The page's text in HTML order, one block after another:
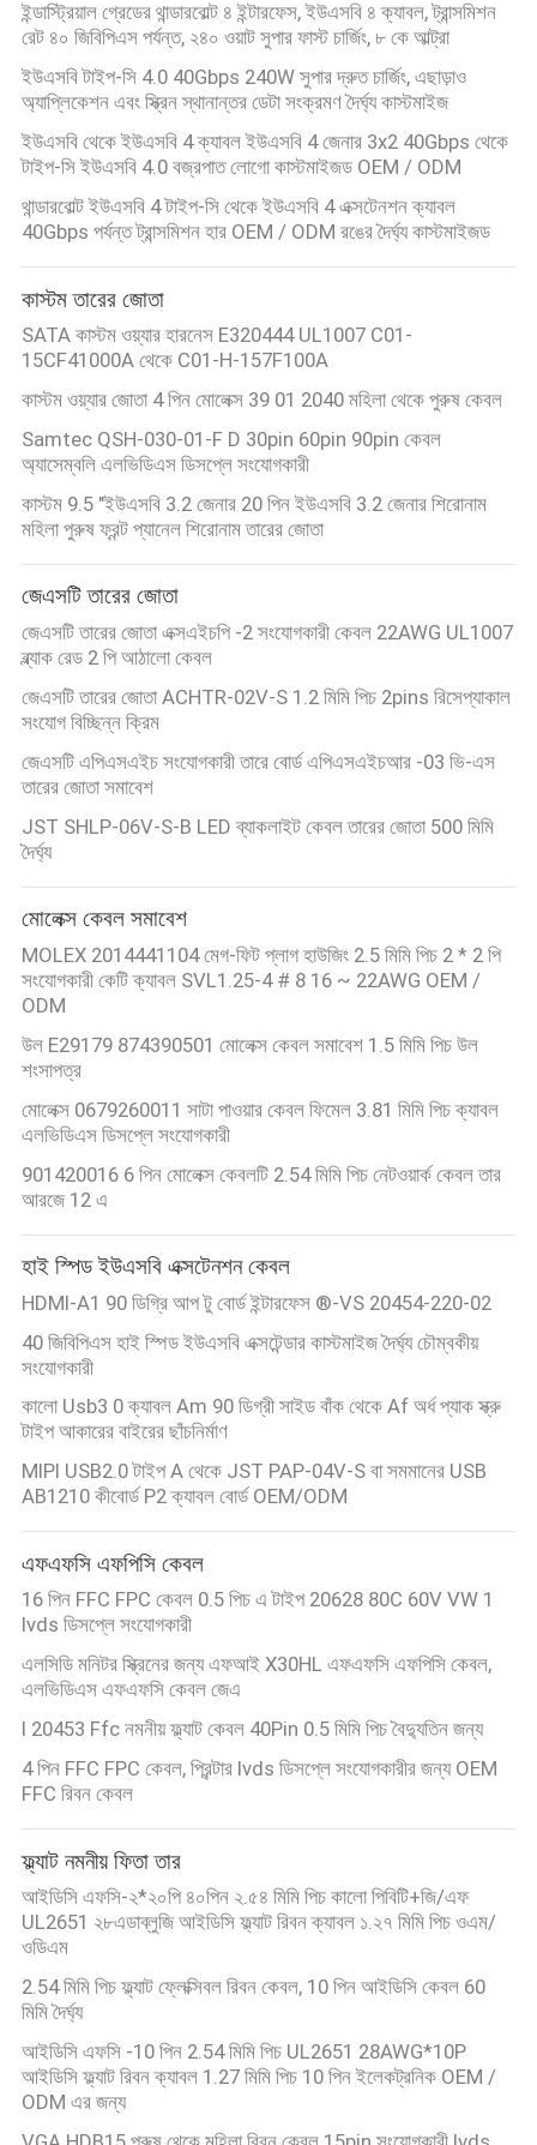
ইন্ডাস্ট্রিয়াল গ্রেডের থান্ডারবোল্ট ৪ ইন্টারফেস, ইউএসবি ৪ ক্যাবল, ট্রান্সমিশন
রেট ৪০ জিবিপিএস পর্যন্ত, ২৪০ ওয়াট সুপার ফাস্ট চার্জিং, ৮ কে আল্ট্রা
ইউএসবি টাইপ-সি 4.0 40Gbps 240W সুপার দ্রুত চার্জিং, এছাড়াও
অ্যাপ্লিকেশন এবং স্ক্রিন স্থানান্তর ডেটা সংক্রমণ দৈর্ঘ্য কাস্টমাইজ
ইউএসবি থেকে ইউএসবি 4 ক্যাবল ইউএসবি 4 জেনার 3x2 40Gbps থেকে
টাইপ-সি ইউএসবি 4.0 বজ্রপাত লোগো কাস্টমাইজড OEM / ODM
থান্ডারবোল্ট ইউএসবি 4 টাইপ-সি থেকে ইউএসবি 4 এক্সটেনশন ক্যাবল
40Gbps পর্যন্ত ট্রান্সমিশন হার OEM / ODM রঙের দৈর্ঘ্য কাস্টমাইজড
কাস্টম তারের জোতা
SATA কাস্টম ওয়্যার হারনেস E320444 UL1007 C01-
15CF41000A থেকে C01-H-157F100A
কাস্টম ওয়্যার জোতা 4 পিন মোলেক্স 39 01 2040 মহিলা থেকে পুরুষ কেবল
Samtec QSH-030-01-F D 30pin 60pin 90pin কেবল
অ্যাসেম্বলি এলভিডিএস ডিসপ্লে সংযোগকারী
কাস্টম 9.5 "ইউএসবি 3.2 জেনার 20 পিন ইউএসবি 3.2 জেনার শিরোনাম
মহিলা পুরুষ ফ্রন্ট প্যানেল শিরোনাম তারের জোতা
জেএসটি তারের জোতা
জেএসটি তারের জোতা এক্সএইচপি -2 সংযোগকারী কেবল 22AWG UL1007
ব্ল্যাক রেড 2 পি আঠালো কেবল
জেএসটি তারের জোতা ACHTR-02V-S 1.2 মিমি পিচ 2pins রিসেপ্যাকাল
সংযোগ বিচ্ছিন্ন ক্রিম
জেএসটি এপিএসএইচ সংযোগকারী তারে বোর্ড এপিএসএইচআর -03 ভি-এস
তারের জোতা সমাবেশ
JST SHLP-06V-S-B LED ব্যাকলাইট কেবল তারের জোতা 500 মিমি
দৈর্ঘ্য
মোলেক্স কেবল সমাবেশ
MOLEX 2014441104 মেগ-ফিট প্লাগ হাউজিং 2.5 মিমি পিচ 2 * 2 পি
সংযোগকারী কেটি ক্যাবল SVL1.25-4 # 8 16 ~ 22AWG OEM /
ODM
উল E29179 874390501 মোলেক্স কেবল সমাবেশ 1.5 মিমি পিচ উল
শংসাপত্র
মোলেক্স 0679260011 সাটা পাওয়ার কেবল ফিমেল 3.81 মিমি পিচ ক্যাবল
এলভিডিএস ডিসপ্লে সংযোগকারী
901420016 6 পিন মোলেক্স কেবলটি 2.54 মিমি পিচ নেটওয়ার্ক কেবল তার
আরজে 12 এ
হাই স্পিড ইউএসবি এক্সটেনশন কেবল
HDMI-A1 90 ডিগ্রি আপ টু বোর্ড ইন্টারফেস ®-VS 20454-220-02
40 জিবিপিএস হাই স্পিড ইউএসবি এক্সটেন্ডার কাস্টমাইজ দৈর্ঘ্য চৌম্বকীয়
সংযোগকারী
কালো Usb3 0 ক্যাবল Am 90 ডিগ্রী সাইড বাঁক থেকে Af অর্ধ প্যাক স্ক্রু
টাইপ আকারের বাইরের ছাঁচনির্মাণ
MIPI USB2.0 টাইপ A থেকে JST PAP-04V-S বা সমমানের USB
AB1210 কীবোর্ড P2 ক্যাবল বোর্ড OEM/ODM
এফএফসি এফপিসি কেবল
16 পিন FFC FPC কেবল 0.5 পিচ এ টাইপ 20628 80C 60V VW 1
lvds ডিসপ্লে সংযোগকারী
এলসিডি মনিটর স্ক্রিনের জন্য এফআই X30HL এফএফসি এফপিসি কেবল,
এলভিডিএস এফএফসি কেবল জেএ
I 20453 Ffc নমনীয় ফ্ল্যাট কেবল 40Pin 0.5 মিমি পিচ বৈদ্যুতিন জন্য
4 পিন FFC FPC কেবল, প্রিন্টার lvds ডিসপ্লে সংযোগকারীর জন্য OEM
FFC রিবন কেবল
ফ্ল্যাট নমনীয় ফিতা তার
আইডিসি এফসি-২*২০পি ৪০পিন ২.৫৪ মিমি পিচ কালো পিবিটি+জি/এফ
UL2651 ২৮এডাব্লুজি আইডিসি ফ্ল্যাট রিবন ক্যাবল ১.২৭ মিমি পিচ ওএম/
ওডিএম
2.54 মিমি পিচ ফ্ল্যাট ফ্লেক্সিবল রিবন কেবল, 10 পিন আইডিসি কেবল 60
মিমি দৈর্ঘ্য
আইডিসি এফসি -10 পিন 2.54 মিমি পিচ UL2651 28AWG*10P
আইডিসি ফ্ল্যাট রিবন ক্যাবল 1.27 মিমি পিচ 10 পিন ইলেকট্রনিক OEM /
ODM এর জন্য